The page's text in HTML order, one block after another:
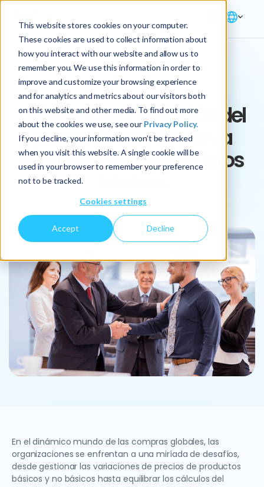
This website stores cookies on your computer.
These cookies are used to collect information about
how you interact with our website and allow us to
remember you. We use this information in order to
improve and customize your browsing experience
and for analytics and metrics about our visitors both
on this website and other media. To find out more
about the cookies we use, see our Privacy Policy.
If you decline, your information won’t be tracked
when you visit this website. A single cookie will be
used in your browser to remember your preference
not to be tracked.
Cookies settings
Accept Decline
ARTICLE
Gestión de la variación del
precio de compra en la
adquisición de productos
En el dinámico mundo de las compras globales, las
organizaciones se enfrentan a una miríada de desafíos,
desde gestionar las variaciones de precios de productos
básicos y no básicos hasta equilibrar los cálculos del